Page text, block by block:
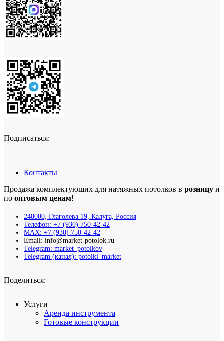
Подписаться:
Контакты
Продажа комплектующих для натяжных потолков в розницу и
по оптовым ценам!
248000, Глаголева 19, Калуга, Россия
Телефон: +7 (930) 750-42-42
MAX: +7 (930) 750-42-42
Email: info@market-potolok.ru
Telegram: market_potolkov
Telegram (канал): potolki_market
Поделиться:
Услуги
Аренда инструмента
Готовые конструкции